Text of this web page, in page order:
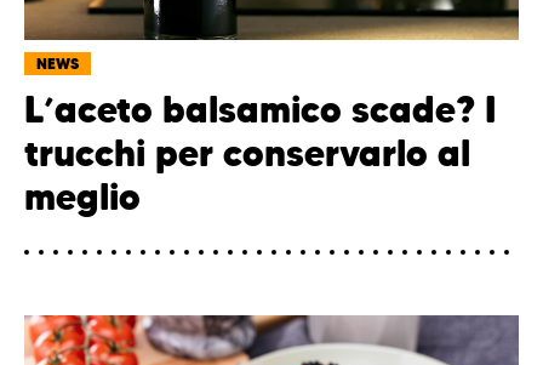
NEWS
L’aceto balsamico scade? I
trucchi per conservarlo al
meglio